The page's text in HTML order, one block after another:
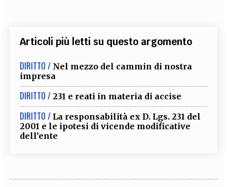
Articoli più letti su questo argomento
DIRITTO / Nel mezzo del cammin di nostra
impresa
DIRITTO / 231 e reati in materia di accise
DIRITTO / La responsabilità ex D. Lgs. 231 del
2001 e le ipotesi di vicende modificative
dell’ente